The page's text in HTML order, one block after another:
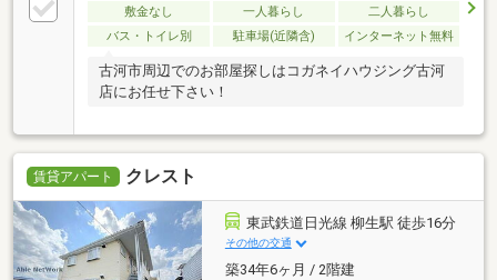
敷金なし 一人暮らし
二人暮らし
バス・トイレ別
駐車場(近隣含) インターネット無料
古河市周辺でのお部屋探しはコガネイハウジング古河
店にお任せ下さい！
賃貸アパート クレスト
東武鉄道日光線 柳生駅 徒歩16分
その他の交通
築34年6ヶ月 / 2階建